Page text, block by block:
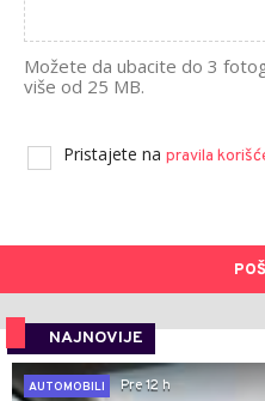
Možete da ubacite do 3
više od 25 MB.
Pristajete na pravila
NAJNOVIJE
AUTOMOBILI
Pre 12 h